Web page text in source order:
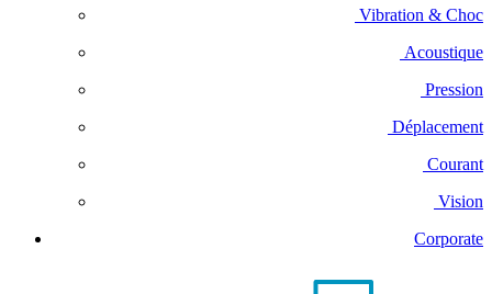
Vibration & Choc
Acoustique
Pression
Déplacement
Courant
Vision
Corporate